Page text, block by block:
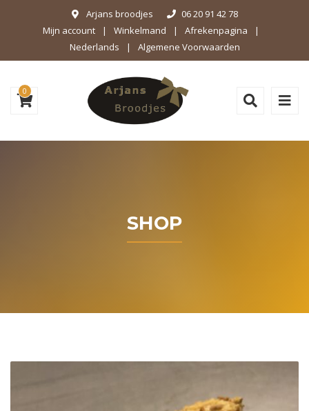
Arjans broodjes
06 20 91 42 78
Mijn account
Winkelmand
Afrekenpagina
Nederlands
Algemene Voorwaarden
0
SHOP